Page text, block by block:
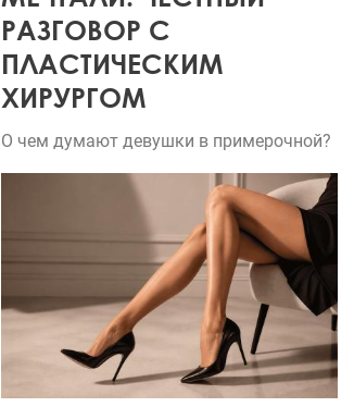
РАЗГОВОР С
ПЛАСТИЧЕСКИМ
ХИРУРГОМ
О чем думают девушки в примерочной?